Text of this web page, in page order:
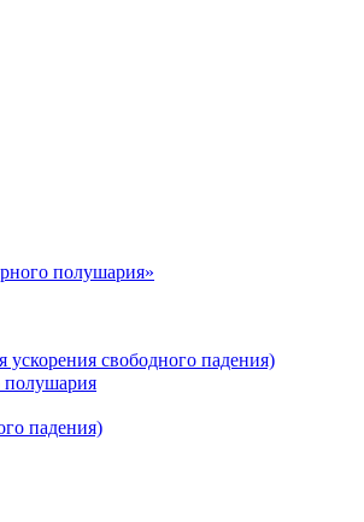
полушария»
свободного падения)
полушария
падения)